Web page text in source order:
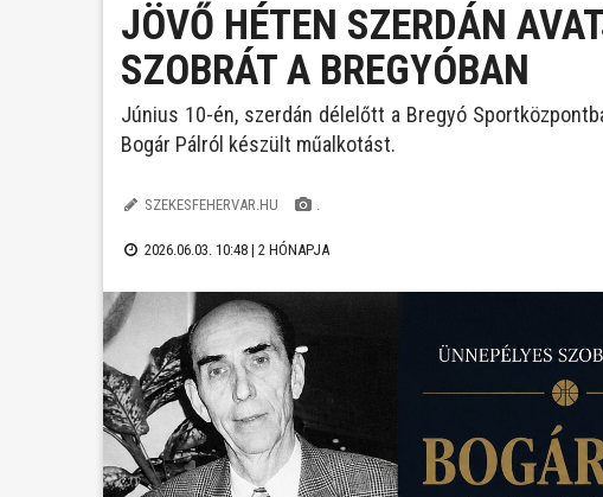
JÖVŐ HÉTEN SZERDÁN
SZOBRÁT A BREGYÓBAN
Június 10-én, szerdán délelőtt a Bregyó
Bogár Pálról készült műalkotást.
SZEKESFEHERVAR.HU .
2026.06.03. 10:48 | 2 HÓNAPJA